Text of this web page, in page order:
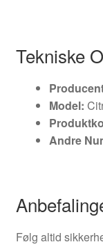
Tekniske
Model:
Andre
Følg altid